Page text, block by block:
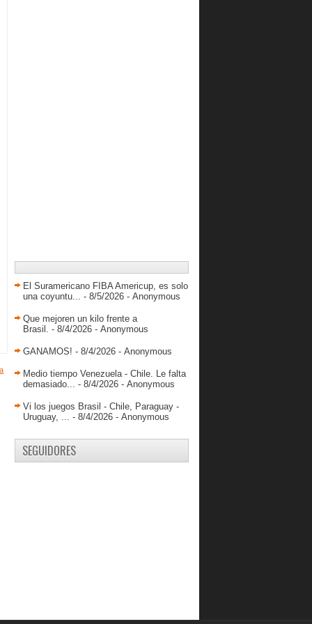
El Suramericano FIBA Americup, es solo
una coyuntu... - 8/5/2026 - Anonymous
Que mejoren un kilo frente a
Brasil. - 8/4/2026 - Anonymous
GANAMOS! - 8/4/2026 - Anonymous
Medio tiempo Venezuela - Chile. Le falta
demasiado... - 8/4/2026 - Anonymous
Vi los juegos Brasil - Chile, Paraguay -
Uruguay, ... - 8/4/2026 - Anonymous
SEGUIDORES